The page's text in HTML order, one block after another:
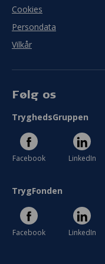
Cookies
Persondata
Vilkår
Følg os
TryghedsGruppen
Facebook LinkedIn
TrygFonden
Facebook LinkedIn